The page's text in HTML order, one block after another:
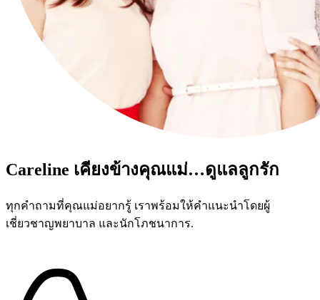
Careline เคียงข้างคุณแม่…ดูแลลูกรัก
ทุกคำถามที่คุณแม่อยากรู้ เราพร้อมให้คำแนะนำโดยผู้
เชี่ยวชาญพยาบาล และนักโภชนาการ.